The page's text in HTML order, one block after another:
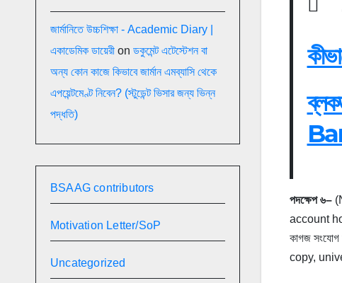
জার্মানিতে উচ্চশিক্ষা - Academic Diary |
একাডেমিক ডায়েরী on ডকুমেন্ট এটেস্টেশন বা
অন্য কোন কাজে কিভাবে জার্মান এমব্যাসি থেকে
এপয়েন্টমেণ্ট নিবেন? (স্টুডেন্ট ভিসার জন্য ভিন্ন
পদ্ধতি)
BSAAG contributors
Motivation Letter/SoP
Uncategorized
পদক্ষেপ ৬–
account
কাগজ সংযোগ
copy,